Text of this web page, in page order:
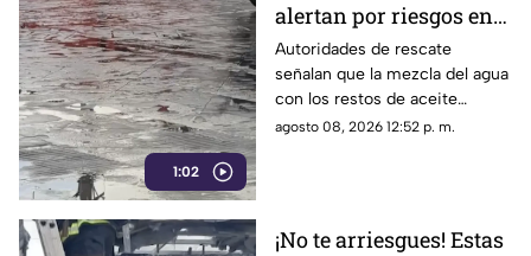
1:02
alertan por riesgos en
el asfalto tras las
recientes lluvias
Autoridades de rescate
señalan que la mezcla del agua
con los restos de aceite
acumulados en la calle provoca
agosto 08, 2026 12:52 p. m.
¡No te arriesgues! Estas